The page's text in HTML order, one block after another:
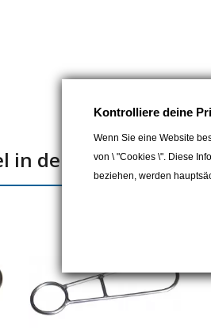
in der gleichen
Kontrolliere deine
Wenn Sie eine Website
von \ "Cookies \". Diese
beziehen, werden